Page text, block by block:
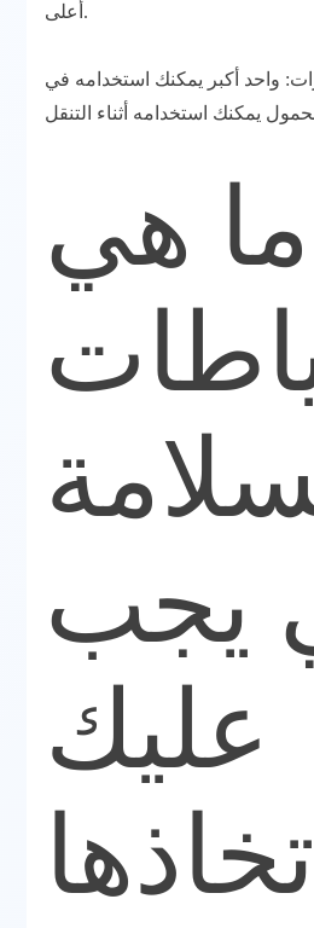
أعلى.
واحد أكبر يمكنك استخدامه في
ما هي
يجب
عليك
اتخاذها